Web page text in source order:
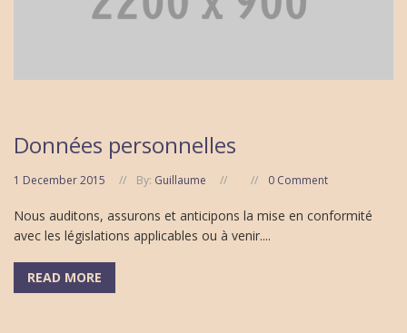
Données personnelles
1 December 2015 By: Guillaume 0 Comment
Nous auditons, assurons et anticipons la mise en conformité
avec les législations applicables ou à venir....
READ MORE